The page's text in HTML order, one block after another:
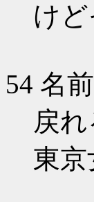
け
54 名前
戻
東京